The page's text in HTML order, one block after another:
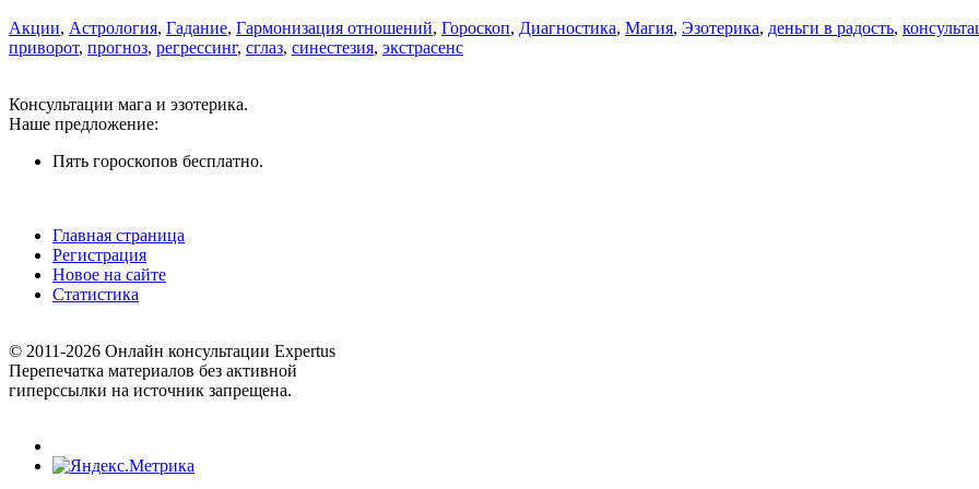
Акции, Астрология, Гадание, Гармонизация отношений, Гороскоп, Диагностика, Магия, Эзотерика, деньги в радость,
приворот, прогноз, регрессинг, сглаз, синестезия, экстрасенс
Консультации мага и эзотерика.
Наше предложение:
Пять гороскопов бесплатно.
Главная страница
Регистрация
Новое на сайте
Статистика
© 2011-2026 Онлайн консультации Expertus
Перепечатка материалов без активной
гиперссылки на источник запрещена.